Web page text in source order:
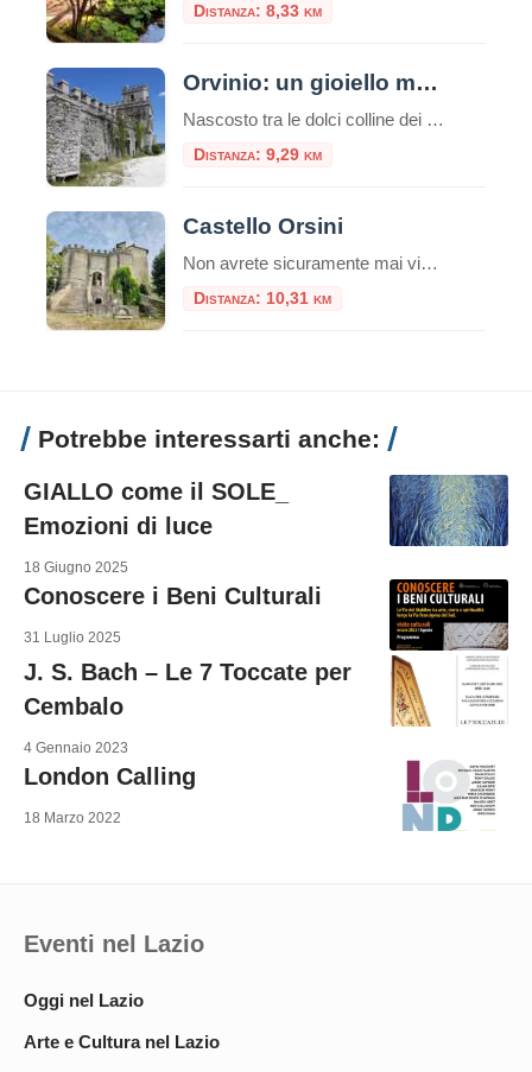
Distanza: 8,33 km
Orvinio: un gioiello medievale tra i monti Lucretili
Nascosto tra le dolci colline dei Monti Lucretili, Orvinio è un piccolo borgo medievale che incanta con il suo fascino antico e la sua atmosfera senza tempo. Situato nella provincia di Rieti, a circa 840 metri di altitudine, questo pittoresco paesino è annoverato tra i “Borghi più belli d’Italia”, un riconoscimento meritato grazie alle sue […]
Distanza: 9,29 km
Castello Orsini
Non avrete sicuramente mai visto un castello come il Castello Orsini a Montenero Sabino. Situato in cima ad una collina in provincia di Rieti, questo meraviglioso maniero è uno dei luoghi più iconici e storici dell’intera regione. Il Castello Orsini a Montenero Sabino è stato costruito intorno all’anno 1000 e rappresenta un raro esempio di […]
Distanza: 10,31 km
Potrebbe interessarti anche:
GIALLO come il SOLE_
Emozioni di luce
18 Giugno 2025
Conoscere i Beni Culturali
31 Luglio 2025
J. S. Bach – Le 7 Toccate per
Cembalo
4 Gennaio 2023
London Calling
18 Marzo 2022
Eventi nel Lazio
Oggi nel Lazio
Arte e Cultura nel Lazio